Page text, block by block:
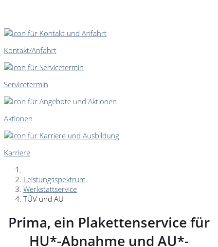
Kontakt/Anfahrt
Servicetermin
Aktionen
Karriere
Leistungsspektrum
Werkstattservice
TÜV und AU
Prima, ein Plakettenservice für
HU*-Abnahme und AU*-